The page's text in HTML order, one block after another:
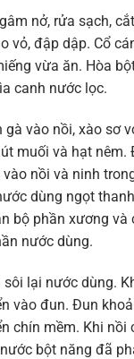
nở, rửa sạch,
vỏ, đập dập. Cổ
vừa ăn. Hòa
canh nước lọc.
gà vào nồi, xào sơ
muối và hạt nêm.
nồi và ninh
dùng ngọt
bộ phần xương và
nước dùng.
sôi lại nước dùng.
vào đun. Đun
chín mềm. Khi nồi
bột năng đã